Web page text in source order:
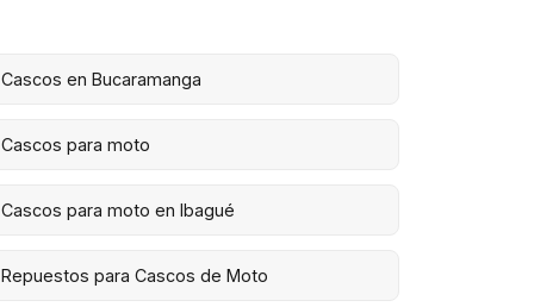
Cascos en Bucaramanga
Cascos para moto
Cascos para moto en Ibagué
Repuestos para Cascos de Moto